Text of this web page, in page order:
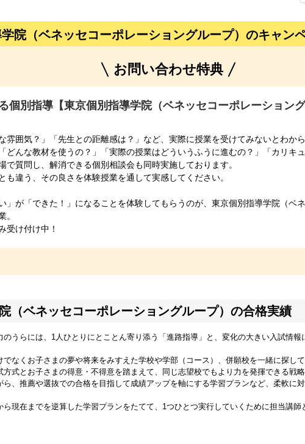
院（ベネッセコーポレーショングループ）のキャン
お問い合わせ特典
個別指導【東京個別指導学院（ベネッセコーポレーション
雰囲気？」「先生との距離感は？」など、実際に授業を受けてみないとわか
どんな教材を使うの？」「実際の授業はどういうふうに進むの？」「カリキ
で質問し、解消できる個別相談会も同時実施しております。
も違う、その良さを体験授業を通して実感してください。
」が「できた！」になることを体験してもらうのが、東京個別指導学院（ベ
。
受け付け中！
（ベネッセコーポレーショングループ）の合格実績
のうらには、1人ひとりにとことん寄り添う「進路指導」と、変化の大きい入試情
でなくお子さまの夢や将来をみすえた学校や学部（コース）、併願校を一緒に探し
方式とお子さまの得意・不得意を踏まえて、同じ志望校でもより力を発揮できる戦
ら、推薦や選抜での合格を目指して成績アップを軸にする学習プランなど、柔軟に
ら現在までを逆算した学習プランをたてて、1つひとつ実行していくために担当講